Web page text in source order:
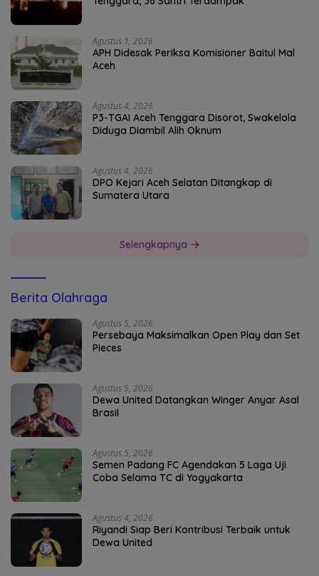
Agustus 1, 2026
APH Didesak Periksa Komisioner Baitul Mal
Aceh
Agustus 4, 2026
P3-TGAI Aceh Tenggara Disorot, Swakelola
Diduga Diambil Alih Oknum
Agustus 4, 2026
DPO Kejari Aceh Selatan Ditangkap di
Sumatera Utara
Selengkapnya
Berita Olahraga
Agustus 5, 2026
Persebaya Maksimalkan Open Play dan Set
Pieces
Agustus 5, 2026
Dewa United Datangkan Winger Anyar Asal
Brasil
Agustus 5, 2026
Semen Padang FC Agendakan 5 Laga Uji
Coba Selama TC di Yogyakarta
Agustus 4, 2026
Riyandi Siap Beri Kontribusi Terbaik untuk
Dewa United